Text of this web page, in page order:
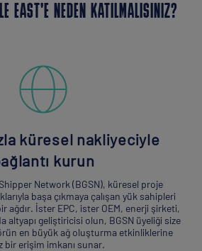
EAST'E NEDEN KATILMALISINIZ?
küresel nakliyeciyle
kurun
Network (BGSN), küresel proje
başa çıkmaya çalışan yük sahipleri
ağdır. İster EPC, ister OEM, enerji şirketi,
altyapı geliştiricisi olun, BGSN üyeliği size
en büyük ağ oluşturma etkinliklerine
bir erişim imkanı sunar.